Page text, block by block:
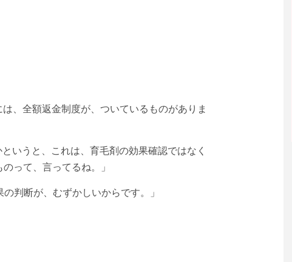
、全額返金制度が、ついているものがありま
いうと、これは、育毛剤の効果確認ではなく
って、言ってるね。」
判断が、むずかしいからです。」